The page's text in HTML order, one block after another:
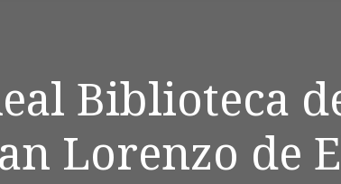
Biblioteca
Lorenzo de